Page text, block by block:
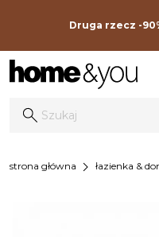
Druga rzecz -
strona główna chevron_right łazienka &